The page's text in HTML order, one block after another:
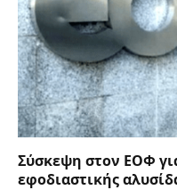
Σύσκεψη στον ΕΟΦ
εφοδιαστικής